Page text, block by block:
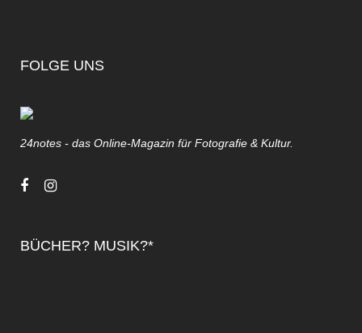
FOLGE UNS
24notes - das Online-Magazin für Fotografie & Kultur.
BÜCHER? MUSIK?*